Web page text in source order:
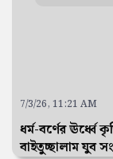
7/3/26, 11:21 AM
ধর্ম-বর্ণের ঊর্ধ্বে
বাইতুচ্ছালাম যুব